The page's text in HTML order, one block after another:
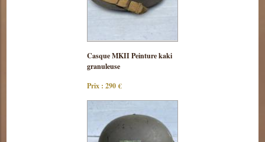
Consulter
cette pièce
Casque MKII Peinture kaki
granuleuse
Prix : 290 €